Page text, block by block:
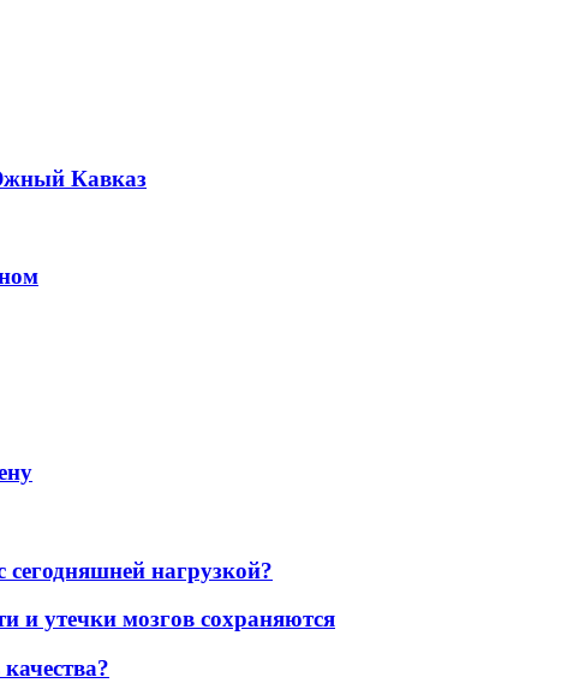
Кавказ
нагрузкой?
и утечки мозгов сохраняются